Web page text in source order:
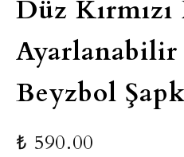
Düz
Ayarlanabilir
Beyzbol
₺ 590.00